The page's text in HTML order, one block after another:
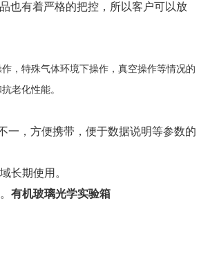
也有着严格的把控，所以客户可以放
，特殊气体环境下操作，真空操作等情况的
老化性能。
一，方便携带，便于数据说明等参数的
长期使用。
有机玻璃光学实验箱